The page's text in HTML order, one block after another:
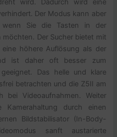
wird. Dadurch wird eine
Der Modus kann aber
wenn Sie die Tasten in der
Der Sucher bietet mit
höhere Auflösung als der
ist daher oft besser zum
Das helle und klare
betrachten und die Z5II am
bei Videoaufnahmen. Weiter
durch einen
Bildstabilisator (In-Body-
sanft austarierte